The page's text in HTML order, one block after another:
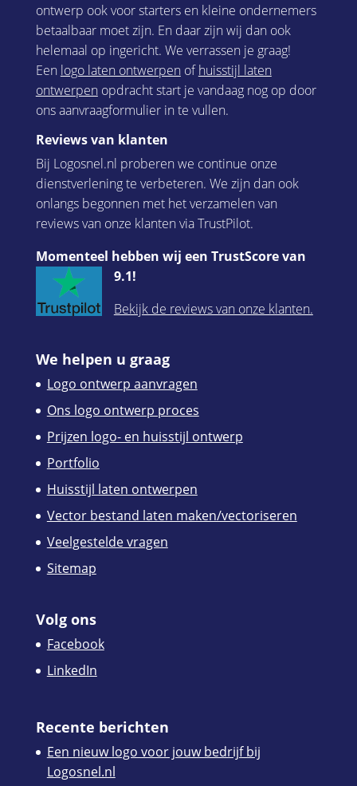
ontwerp ook voor starters en kleine ondernemers
betaalbaar moet zijn. En daar zijn wij dan ook
helemaal op ingericht. We verrassen je graag!
Een logo laten ontwerpenofhuisstijl laten
ontwerpenopdracht start je vandaag nog op door
ons aanvraagformulier in te vullen.
Reviews van klanten
Bij Logosnel.nl proberen we continue onze
dienstverlening te verbeteren. We zijn dan ook
onlangs begonnen met het verzamelen van
reviews van onze klanten via TrustPilot.
Momenteel hebben wij een TrustScore van
9.1!
Bekijk de reviews van onze klanten.
We helpen u graag
Logo ontwerp aanvragen
Ons logo ontwerp proces
Prijzen logo- en huisstijl ontwerp
Portfolio
Huisstijl laten ontwerpen
Vector bestand laten maken/vectoriseren
Veelgestelde vragen
Sitemap
Volg ons
Facebook
LinkedIn
Recente berichten
Een nieuw logo voor jouw bedrijf bij
Logosnel.nl